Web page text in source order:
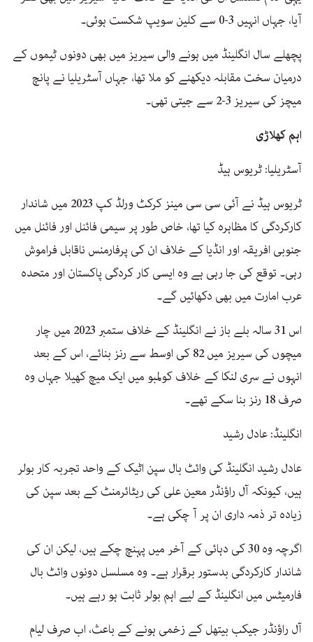
آیا، جہاں انہیں 3-0 سے کلین سویپ شکست ہوئی۔
پچھلے سال انگلینڈ میں ہونے والی سیریز میں بھی دونوں ٹیموں کے
درمیان سخت مقابلہ دیکھنے کو ملا تھا، جہاں آسٹریلیا نے پانچ
میچز کی سیریز 3-2 سے جیتی تھی۔
اہم کھلاڑی
آسٹریلیا: ٹریوس ہیڈ
ٹریوس ہیڈ نے آئی سی سی مینز کرکٹ ورلڈ کپ 2023 میں شاندار
کارکردگی کا مظاہرہ کیا تھا، خاص طور پر سیمی فائنل اور فائنل میں
جنوبی افریقہ اور انڈیا کے خلاف ان کی پرفارمنس ناقابل فراموش
رہی۔ توقع کی جا رہی ہے وہ ایسی کار کردگی پاکستان اور متحدہ
عرب امارت میں بھی دکھائیں گے۔
اس 31 سالہ بلے باز نے انگلینڈ کے خلاف ستمبر 2023 میں چار
میچوں کی سیریز میں 82 کی اوسط سے رنز بنائے، اس کے بعد
انہوں نے سری لنکا کے خلاف کولمبو میں ایک میچ کھیلا جہاں وہ
صرف 18 رنز بنا سکے تھے۔
انگلینڈ: عادل رشید
عادل رشید انگلینڈ کی وائٹ بال سپن اٹیک کے واحد تجربہ کار بولر
ہیں، کیونکہ آل راؤنڈر معین علی کی ریٹائرمنٹ کے بعد سپن کی
زیادہ تر ذمہ داری ان پر آ چکی ہے۔
اگرچہ وہ 30 کی دہائی کے آخر میں پہنچ چکے ہیں، لیکن ان کی
شاندار کارکردگی بدستور برقرار ہے۔ وہ مسلسل دونوں وائٹ بال
فارمیٹس میں انگلینڈ کے لیے اہم بولر ثابت ہو رہے ہیں۔
آل راؤنڈر جیکب بیتھل کے زخمی ہونے کے باعث، اب صرف لیام